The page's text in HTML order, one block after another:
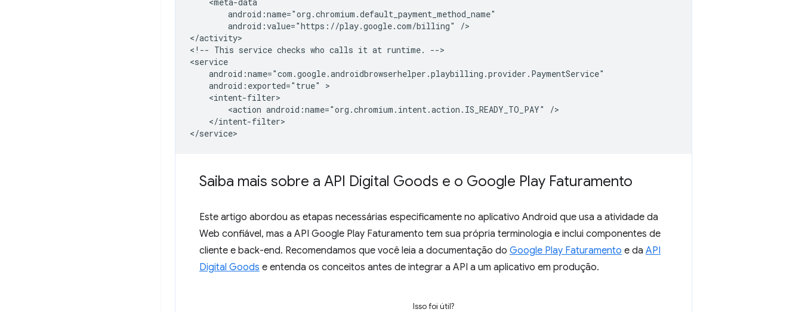
android:value="https://play.google.com/billing"
/>
</activity>
<!-- This service checks who calls it at runtime.
-->
android:exported="true"
<action android:name="org.chromium.intent.action.IS_READY_TO_PAY"
</intent-filter>
Saiba mais sobre a API Digital Goods e o Google Play Faturamento
Este artigo abordou as etapas necessárias especificamente no aplicativo Android que usa a atividade da
Web confiável, mas a API Google Play Faturamento tem sua própria terminologia e inclui componentes de
cliente e back-end. Recomendamos que você leia a documentação do Google Play Faturamento e da API
Digital Goods e entenda os conceitos antes de integrar a API a um aplicativo em produção.
Isso foi útil?